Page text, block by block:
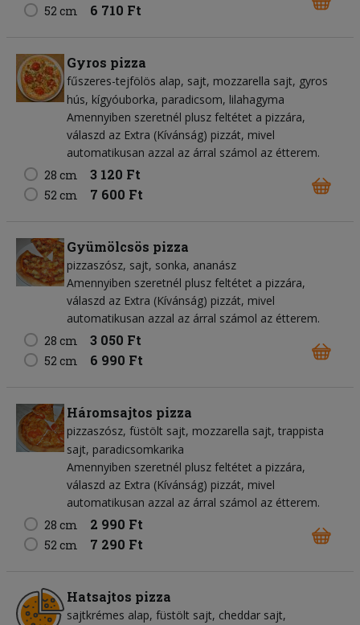
52 cm 6 710 Ft
Gyros pizza
fűszeres-tejfölös alap sajt mozzarella sajt gyros
hús kígyóuborka paradicsom lilahagyma
Amennyiben szeretnél plusz feltétet a pizzára,
válaszd az Extra (Kívánság) pizzát, mivel
automatikusan azzal az árral számol az étterem.
28 cm
3 120 Ft
52 cm 7 600 Ft
Gyümölcsös pizza
pizzaszósz sajt sonka ananász
Amennyiben szeretnél plusz feltétet a pizzára,
válaszd az Extra (Kívánság) pizzát, mivel
automatikusan azzal az árral számol az étterem.
28 cm
3 050 Ft
52 cm 6 990 Ft
Háromsajtos pizza
pizzaszósz füstölt sajt mozzarella sajt trappista
sajt paradicsomkarika
Amennyiben szeretnél plusz feltétet a pizzára,
válaszd az Extra (Kívánság) pizzát, mivel
automatikusan azzal az árral számol az étterem.
28 cm
2 990 Ft
52 cm 7 290 Ft
Hatsajtos pizza
sajtkrémes alap füstölt sajt cheddar sajt